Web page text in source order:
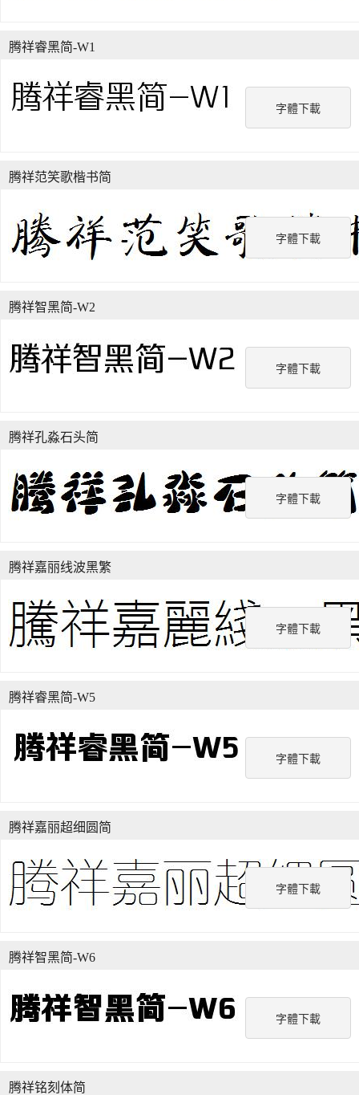
字體下載
腾祥睿黑简-W1
字體下載
腾祥范笑歌楷书简
字體下載
腾祥智黑简-W2
字體下載
腾祥孔淼石头简
字體下載
腾祥嘉丽线波黑繁
字體下載
腾祥睿黑简-W5
字體下載
腾祥嘉丽超细圆简
字體下載
腾祥智黑简-W6
腾祥铭刻体简